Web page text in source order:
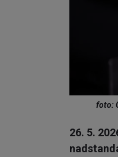
foto:
26. 5.